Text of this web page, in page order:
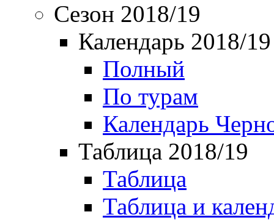
Сезон 2018/19
Календарь 2018/19
Полный
По турам
Календарь
Таблица 2018/19
Таблица
Таблица и